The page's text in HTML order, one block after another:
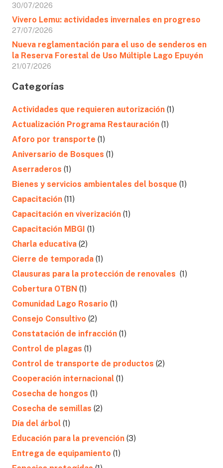
30/07/2026
Vivero Lemu: actividades invernales en progreso
27/07/2026
Nueva reglamentación para el uso de senderos en
la Reserva Forestal de Uso Múltiple Lago Epuyén
21/07/2026
Categorías
Actividades que requieren autorización (1)
Actualización Programa Restauración (1)
Aforo por transporte (1)
Aniversario de Bosques (1)
Aserraderos (1)
Bienes y servicios ambientales del bosque (1)
Capacitación (11)
Capacitación en viverización (1)
Capacitación MBGI (1)
Charla educativa (2)
Cierre de temporada (1)
Clausuras para la protección de renovales (1)
Cobertura OTBN (1)
Comunidad Lago Rosario (1)
Consejo Consultivo (2)
Constatación de infracción (1)
Control de plagas (1)
Control de transporte de productos (2)
Cooperación internacional (1)
Cosecha de hongos (1)
Cosecha de semillas (2)
Día del árbol (1)
Educación para la prevención (3)
Entrega de equipamiento (1)